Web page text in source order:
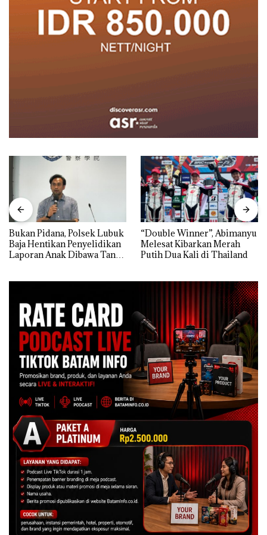
Bukan Pidana, Polsek Lubuk
Baja Hentikan Penyelidikan
Laporan Anak Dibawa Tanpa
“Double Winner”, Abimanyu
Melesat Kibarkan Merah
Putih Dua Kali di Thailand